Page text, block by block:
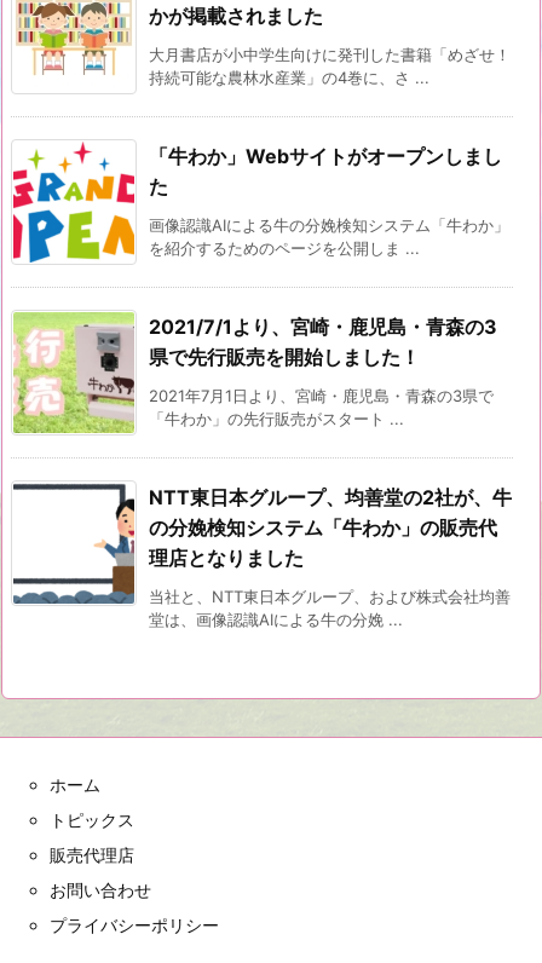
かが掲載されました
大月書店が小中学生向けに発刊した書籍「めざせ！
持続可能な農林水産業」の4巻に、さ ...
「牛わか」Webサイトがオープンしまし
た
画像認識AIによる牛の分娩検知システム「牛わか」
を紹介するためのページを公開しま ...
2021/7/1より、宮崎・鹿児島・青森の3
県で先行販売を開始しました！
2021年7月1日より、宮崎・鹿児島・青森の3県で
「牛わか」の先行販売がスタート ...
NTT東日本グループ、均善堂の2社が、牛
の分娩検知システム「牛わか」の販売代
理店となりました
当社と、NTT東日本グループ、および株式会社均善
堂は、画像認識AIによる牛の分娩 ...
ホーム
トピックス
販売代理店
お問い合わせ
プライバシーポリシー